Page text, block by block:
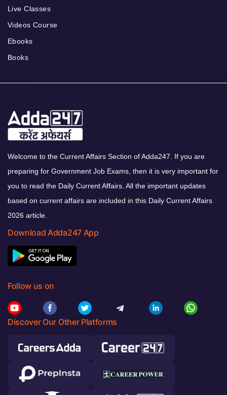
Live Classes
Videos Course
Ebooks
Books
Welcome to the Current Affairs Section of Adda247. If you are
preparing for Government Job Exams, then it is very important for
you to read the Daily Current Affairs. All the important updates
based on current affairs are included in this Daily Current Affairs
2026 article.
Download Adda247 App
Follow us on
Discover Our Other Platforms